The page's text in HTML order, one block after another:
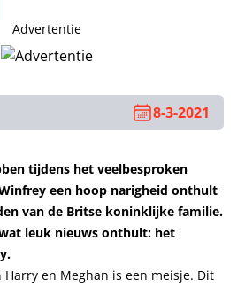
Advertentie
8-3-2021
tijdens het veelbesproken
een hoop narigheid onthult
van de Britse koninklijke familie.
leuk nieuws onthult: het
en Meghan is een meisje. Dit